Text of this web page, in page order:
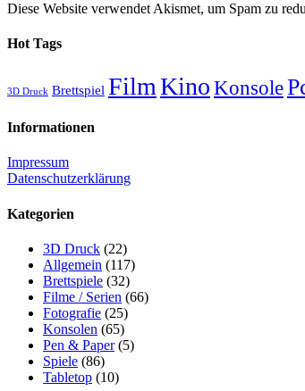
Diese Website verwendet Akismet, um Spam zu
Hot Tags
3D Druck Brettspiel FilmKinoKonsole
Informationen
Impressum
Datenschutzerklärung
Kategorien
3D Druck (22)
Allgemein (117)
Brettspiele (32)
Filme / Serien (66)
Fotografie (25)
Konsolen (65)
Pen & Paper(5)
Spiele (86)
Tabletop (10)